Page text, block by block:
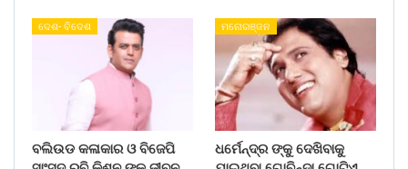
ଦେଶ- ବିଦେଶ
ବଲିଉଡ କଳାକାର ଓ ବିଜେପି
ମନୋରଞ୍ଜନ
ଧର୍ମେନ୍ଦ୍ର ଙ୍କୁ ଦେଖିବାକୁ